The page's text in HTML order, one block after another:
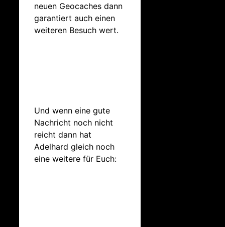
neuen Geocaches dann
garantiert auch einen
weiteren Besuch wert.
Und wenn eine gute
Nachricht noch nicht
reicht dann hat
Adelhard gleich noch
eine weitere für Euch: